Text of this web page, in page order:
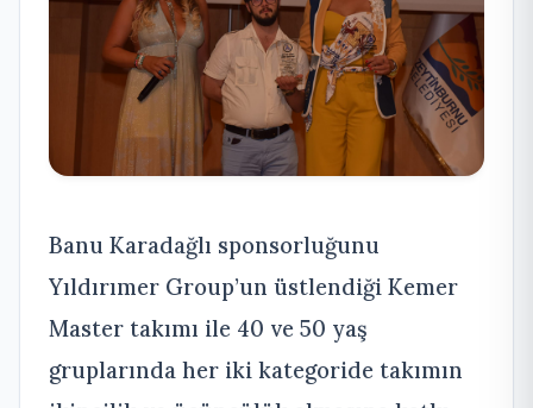
Banu Karadağlı sponsorluğunu
Yıldırımer Group’un üstlendiği Kemer
Master takımı ile 40 ve 50 yaş
gruplarında her iki kategoride takımın